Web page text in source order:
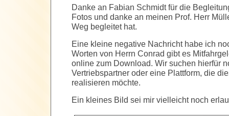
Danke an Fabian Schmidt für die
Fotos und danke an meinen Prof. Herr
Weg begleitet hat.
Eine kleine negative Nachricht habe ich
Worten von Herrn Conrad gibt es
online zum Download. Wir suchen hierfür
Vertriebspartner oder eine Plattform, die
realisieren möchte.
Ein kleines Bild sei mir vielleicht noch